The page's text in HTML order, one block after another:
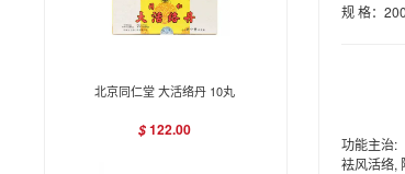
北京同仁堂 大活络丹 10丸
$122.00
规 格：
功能主治:
袪风活络,